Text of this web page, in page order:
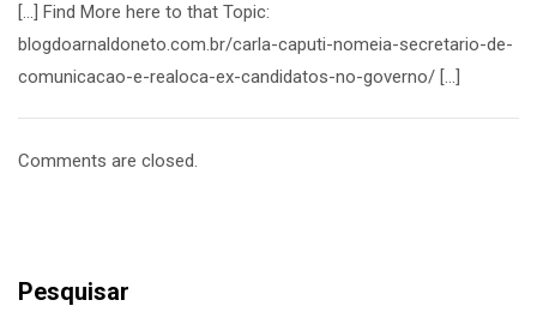
[…] Find More here to that Topic:
blogdoarnaldoneto.com.br/carla-caputi-nomeia-secretario-de-
comunicacao-e-realoca-ex-candidatos-no-governo/ […]
Comments are closed.
Pesquisar